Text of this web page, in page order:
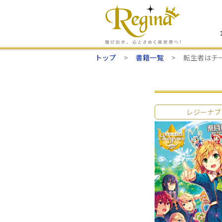
トップ 書籍一覧 転生者はチ
レジーナ